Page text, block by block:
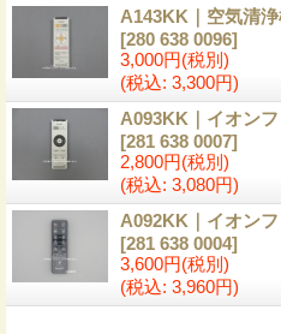
A143KK｜空気清
[280 638 0096]
3,000円(税別)
(税込: 3,300円)
A093KK｜イオン
[281 638 0007]
2,800円(税別)
(税込: 3,080円)
A092KK｜イオン
[281 638 0004]
3,600円(税別)
(税込: 3,960円)